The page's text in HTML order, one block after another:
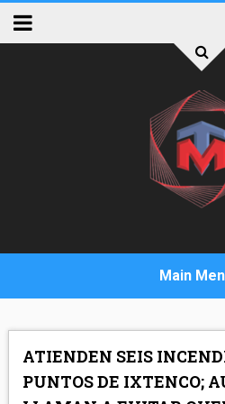
ATIENDEN SEIS
PUNTOS DE IXTENCO;